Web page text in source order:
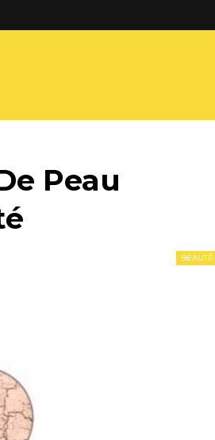
Peau
BEAUTÉ